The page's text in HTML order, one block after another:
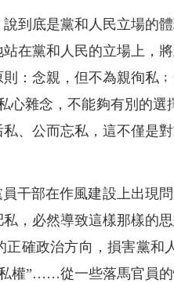
到底是黨和人民立場的
在黨和人民的立場上，
：念親，但不為親徇私
雜念，不能夠有別的
、公而忘私，這不僅是
干部在作風建設上出現
，必然導致這樣那樣的
確政治方向，損害黨和
權”……從一些落馬官員